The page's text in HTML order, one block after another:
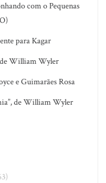
com o Pequenas
para Kagar
de William Wyler
e Guimarães Rosa
de William Wyler